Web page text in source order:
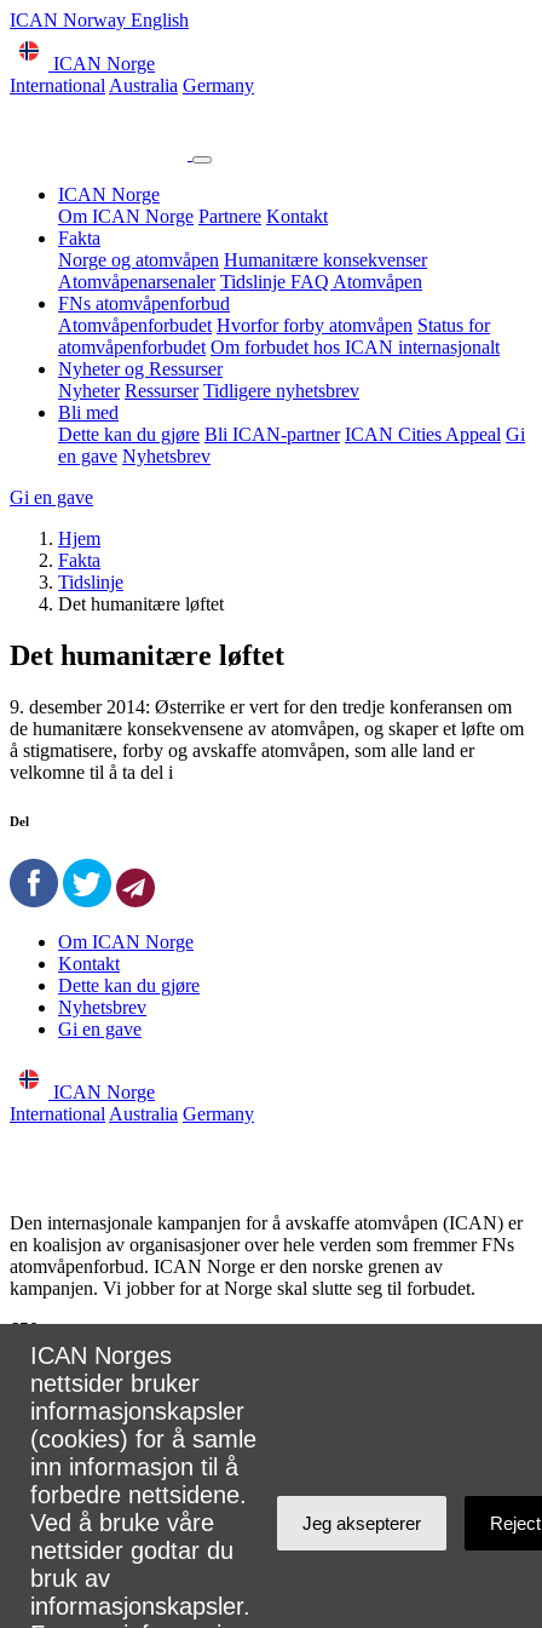
ICAN Norway English
ICAN Norge
International Australia Germany
ICAN Norge
Om ICAN Norge Partnere Kontakt
Fakta
Norge og atomvåpen Humanitære konsekvenser
Atomvåpenarsenaler Tidslinje FAQ Atomvåpen
FNs atomvåpenforbud
Atomvåpenforbudet Hvorfor forby atomvåpen Status for
atomvåpenforbudet Om forbudet hos ICAN internasjonalt
Nyheter og Ressurser
Nyheter Ressurser Tidligere nyhetsbrev
Bli med
Dette kan du gjøre Bli ICAN-partner ICAN Cities Appeal Gi
en gave Nyhetsbrev
Gi en gave
Hjem
Fakta
Tidslinje
Det humanitære løftet
Det humanitære løftet
9. desember 2014: Østerrike er vert for den tredje konferansen om
de humanitære konsekvensene av atomvåpen, og skaper et løfte om
å stigmatisere, forby og avskaffe atomvåpen, som alle land er
velkomne til å ta del i
Del
Om ICAN Norge
Kontakt
Dette kan du gjøre
Nyhetsbrev
Gi en gave
ICAN Norge
International Australia Germany
Den internasjonale kampanjen for å avskaffe atomvåpen (ICAN) er
en koalisjon av organisasjoner over hele verden som fremmer FNs
atomvåpenforbud. ICAN Norge er den norske grenen av
kampanjen. Vi jobber for at Norge skal slutte seg til forbudet.
650partnere
107land
Koordinator for ICAN Norge, Tuva Krogh Widskjold.
E-post: tuva@legermotatomvapen.no
Telefon: +47 48056660
ICAN Norges
nettsider bruker
informasjonskapsler
(cookies) for å samle
inn informasjon til å
forbedre nettsidene.
Ved å bruke våre
nettsider godtar du
bruk av
informasjonskapsler.
Jeg aksepterer Reject